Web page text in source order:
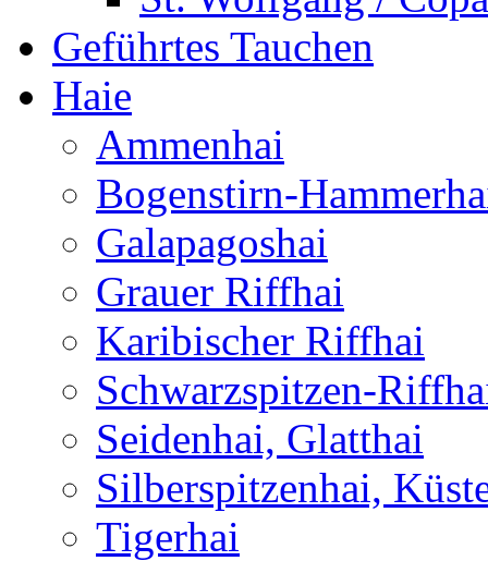
Geführtes Tauchen
Haie
Ammenhai
Bogenstirn-
Galapagoshai
Grauer Riffhai
Karibischer Riffhai
Schwarzspitzen-
Seidenhai, Glatthai
Silberspitzenhai,
Tigerhai